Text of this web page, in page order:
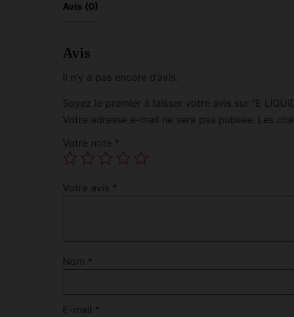
Avis (0)
Avis
Il n’y a pas encore d’avis.
Soyez le premier à laisser votre avis sur “E
Votre adresse e-mail ne sera pas publiée. Les
Votre note *
Votre avis *
Nom *
E-mail *